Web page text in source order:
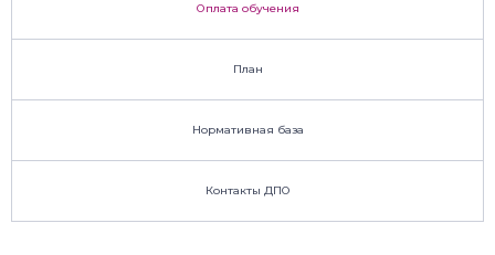
Оплата обучения
План
Нормативная база
Контакты ДПО